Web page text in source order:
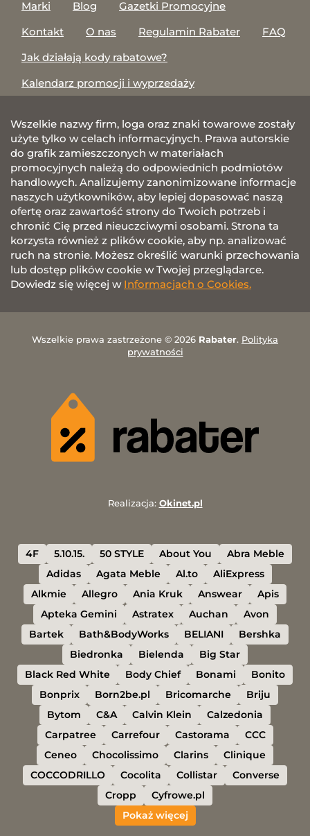
Marki
Blog
Gazetki Promocyjne
Kontakt
O nas Regulamin Rabater
FAQ
Jak działają kody rabatowe?
Kalendarz promocji i wyprzedaży
Wszelkie nazwy firm, loga oraz znaki towarowe zostały
użyte tylko w celach informacyjnych. Prawa autorskie
do grafik zamieszczonych w materiałach
promocyjnych należą do odpowiednich podmiotów
handlowych. Analizujemy zanonimizowane informacje
naszych użytkowników, aby lepiej dopasować naszą
ofertę oraz zawartość strony do Twoich potrzeb i
chronić Cię przed nieuczciwymi osobami. Strona ta
korzysta również z plików cookie, aby np. analizować
ruch na stronie. Możesz określić warunki przechowania
lub dostęp plików cookie w Twojej przeglądarce.
Dowiedz się więcej w Informacjach o Cookies.
Wszelkie prawa zastrzeżone © 2026 Rabater. Polityka
prywatności
Realizacja: Okinet.pl
4F 5.10.15. 50 STYLE About You
Abra Meble
Adidas
Agata Meble Al.to
AliExpress
Alkmie
Allegro Ania Kruk Answear
Apis
Apteka Gemini
Astratex Auchan
Avon
Bartek
Bath&BodyWorks BELIANI
Bershka
Biedronka
Bielenda
Big Star
Black Red White
Body Chief Bonami
Bonito
Bonprix
Born2be.pl Bricomarche
Briju
Bytom
C&A Calvin Klein
Calzedonia
Carpatree
Carrefour Castorama
CCC
Ceneo
Chocolissimo Clarins
Clinique
COCCODRILLO
Cocolita Collistar
Converse
Cropp
Cyfrowe.pl
Pokaż więcej